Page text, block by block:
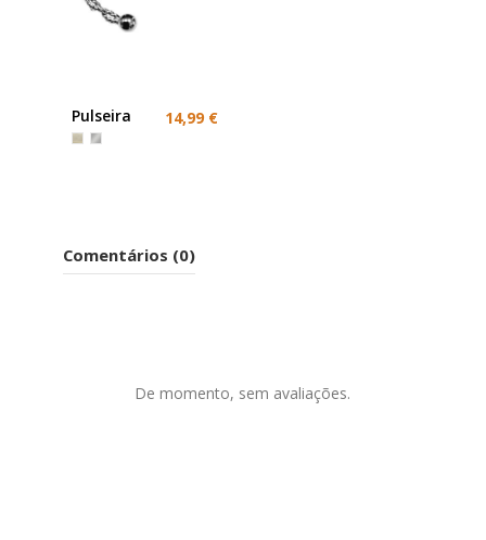
Pulseira
em Aço
Inox ou
14,99 €
Comentários (0)
De momento, sem avaliações.